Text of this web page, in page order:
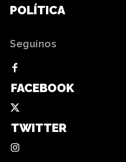
POLÍTICA
Seguinos
FACEBOOK
TWITTER